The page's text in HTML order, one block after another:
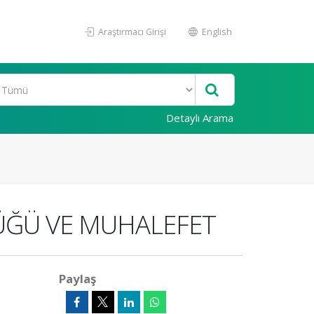
Araştırmacı Girişi English
Detaylı Arama
VE MUHALEFET
Paylaş